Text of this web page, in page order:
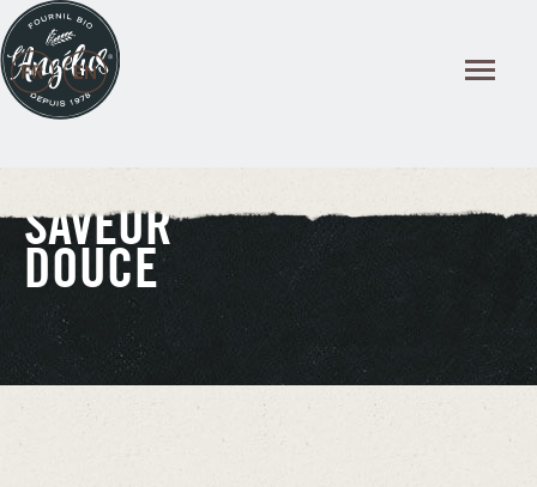
SAVEUR
DOUCE
Panneau de gestion des cookies